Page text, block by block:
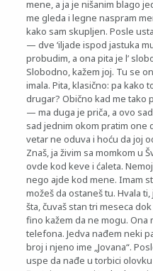
mene, a ja je nišanim blago
me gleda i legne naspram
kako sam skupljen. Posle
— dve ‘iljade ispod jastuka
probudim, a ona pita je l’
Slobodno, kažem joj. Tu se
imala. Pita, klasično: pa kako
drugar? Obično kad me tako
— ma duga je priča, a ovo
sad jednim okom pratim one
vetar ne oduva i hoću da joj
Znaš, ja živim sa momkom u
ovde kod keve i ćaleta.
nego ajde kod mene. Imam
možeš da ostaneš tu. Hvala
šta, čuvaš stan tri meseca
fino kažem da ne mogu. Ona
telefona. Jedva nađem neki
broj i njeno ime „Jovana“.
uspe da nađe u torbici